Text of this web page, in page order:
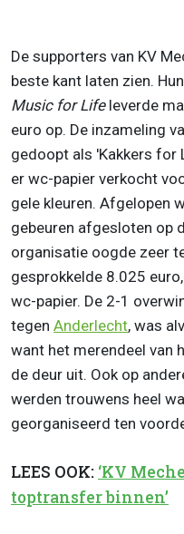
De supporters van KV
beste kant laten zien.
Music for Lifeleverde
euro op. De inzameling
gedoopt als 'Kakkers for
er wc-papier verkocht
gele kleuren. Afgelopen
gebeuren afgesloten op
organisatie oogde zeer
gesprokkelde 8.025
wc-papier. De 2-1
tegen Anderlecht, was
want het merendeel van
de deur uit. Ook op
werden trouwens heel
georganiseerd ten
LEES OOK: ‘KV
toptransfer binnen’